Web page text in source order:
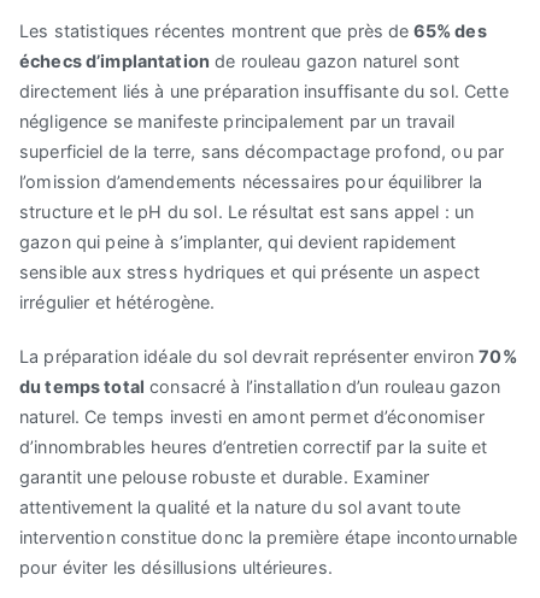
Les statistiques récentes montrent que près de 65% des
échecs d’implantation de rouleau gazon naturel sont
directement liés à une préparation insuffisante du sol. Cette
négligence se manifeste principalement par un travail
superficiel de la terre, sans décompactage profond, ou par
l’omission d’amendements nécessaires pour équilibrer la
structure et le pH du sol. Le résultat est sans appel : un
gazon qui peine à s’implanter, qui devient rapidement
sensible aux stress hydriques et qui présente un aspect
irrégulier et hétérogène.
La préparation idéale du sol devrait représenter environ70%
du temps total consacré à l’installation d’un rouleau gazon
naturel. Ce temps investi en amont permet d’économiser
d’innombrables heures d’entretien correctif par la suite et
garantit une pelouse robuste et durable. Examiner
attentivement la qualité et la nature du sol avant toute
intervention constitue donc la première étape incontournable
pour éviter les désillusions ultérieures.